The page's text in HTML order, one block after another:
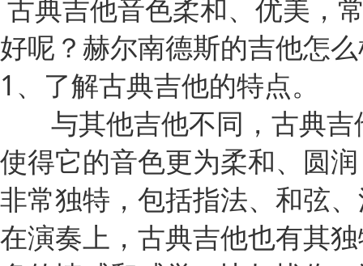
好呢？赫尔南德斯的吉他怎
1、了解古典吉他的特点。
使得它的音色更为柔和、圆
非常独特，包括指法、和弦
在演奏上，古典吉他也有其